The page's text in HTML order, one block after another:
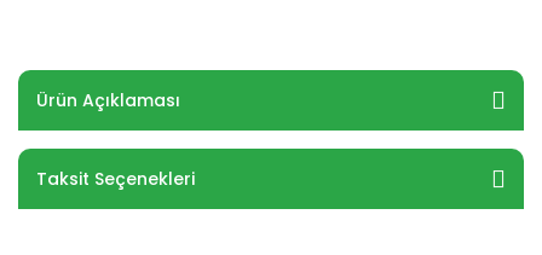
Ürün Açıklaması
Taksit Seçenekleri